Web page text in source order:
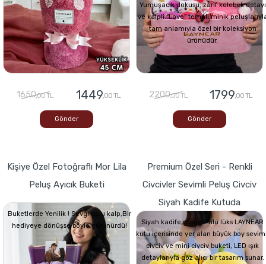
1650,00 TL 1449,00 TL
Gönder
Yumuşacık dokusu, zarif kelebek detayı
ve kalpli “Love” temalı minik
tam anlamıyla özel bir koleksiyon
ürünüdür.
2200,00 TL 1799,00 TL
Gönder
Kişiye Özel Fotoğraflı Mor Lila
Peluş Ayıcık Buketi
Buketlerde Yenilik ! Sevgi dolu kalp,Bir
hediyeye dönüşse böyle görünürdü!
Premium Özel Seri - Renkli
Civcivler Sevimli Peluş Civciv
Siyah Kadife Kutuda
Siyah kadife görünümlü lüks LAYNEAR
kutu içerisinde yer alan büyük boy
civciv ve mini civciv buketi, LED ışık
detaylarıyla göz alıcı bir tasarım sunar.